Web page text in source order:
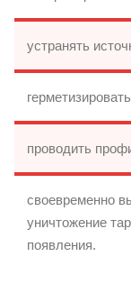
устранять
проводить
своевременно
уничтожение
появления.